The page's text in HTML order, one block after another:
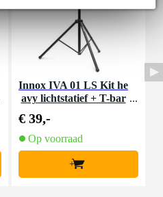
Innox IVA 01 LS Kit he
avy lichtstatief + T-bar
€ 39,-
Op voorraad
+